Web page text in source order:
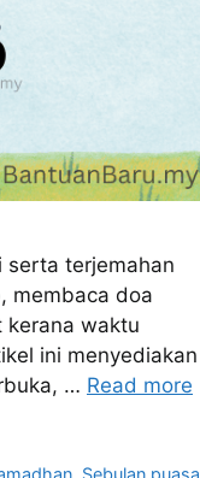
serta terjemahan
membaca doa
kerana waktu
ini menyediakan
… Read more
Sebulan puasa